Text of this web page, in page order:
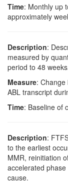
Time: Monthly up
approximately
Description:
measured by
period to 48
Measure: Change
ABL transcript
Time: Baseline of
Description:
to the earliest
MMR, reinitiation
accelerated
cause.